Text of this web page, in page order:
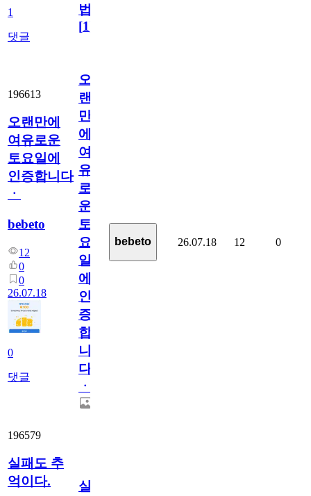
1
댓글
법
[1]
196613
오랜만에
여유로운
토요일에
인증합니다
ㆍ
bebeto
12
0
0
26.07.18
0
댓글
오
랜
만
에
여
유
로
운
토
요
일
에
인
증
합
니
다
ㆍ
bebeto 26.07.18 12 0
196579
실패도 추
억이다.
실